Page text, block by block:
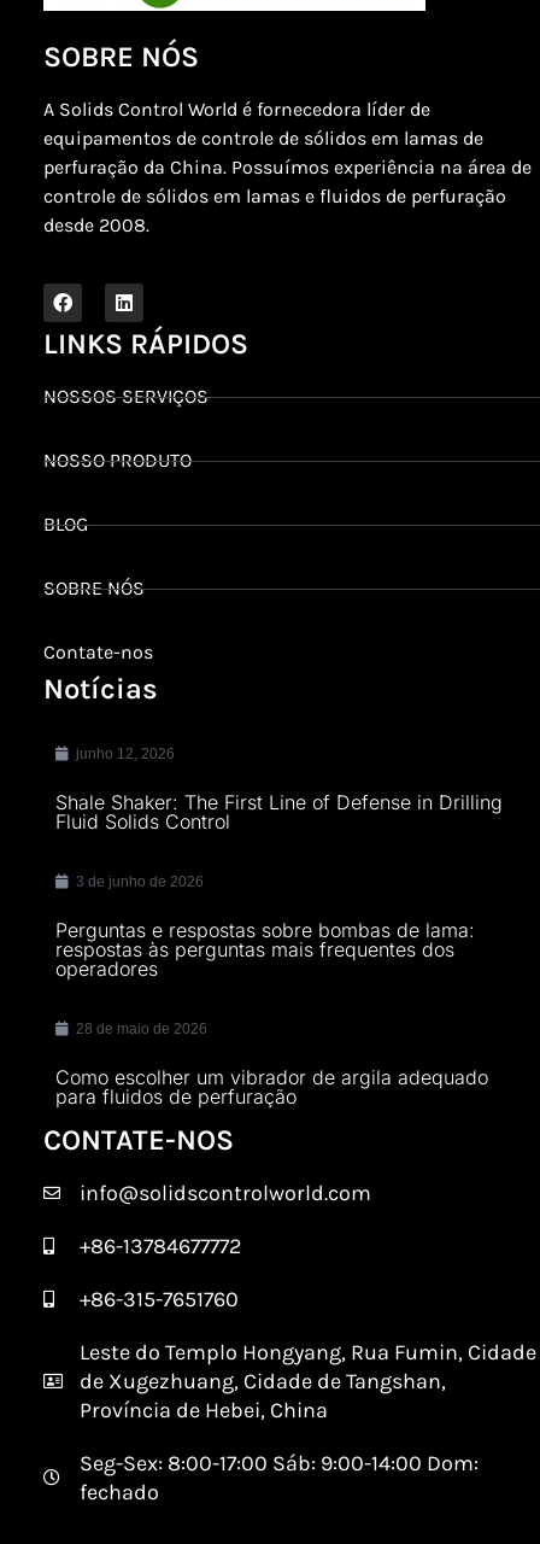
SOBRE NÓS
A Solids Control World é fornecedora líder de
equipamentos de controle de sólidos em lamas de
perfuração da China. Possuímos experiência na área de
controle de sólidos em lamas e fluidos de perfuração
desde 2008.
LINKS RÁPIDOS
NOSSOS SERVIÇOS
NOSSO PRODUTO
BLOG
SOBRE NÓS
Contate-nos
Notícias
junho 12, 2026
Shale Shaker: The First Line of Defense in Drilling
Fluid Solids Control
3 de junho de 2026
Perguntas e respostas sobre bombas de lama:
respostas às perguntas mais frequentes dos
operadores
28 de maio de 2026
Como escolher um vibrador de argila adequado
para fluidos de perfuração
CONTATE-NOS
info@solidscontrolworld.com
+86-13784677772
+86-315-7651760
Leste do Templo Hongyang, Rua Fumin, Cidade
de Xugezhuang, Cidade de Tangshan,
Província de Hebei, China
Seg-Sex: 8:00-17:00 Sáb: 9:00-14:00 Dom:
fechado